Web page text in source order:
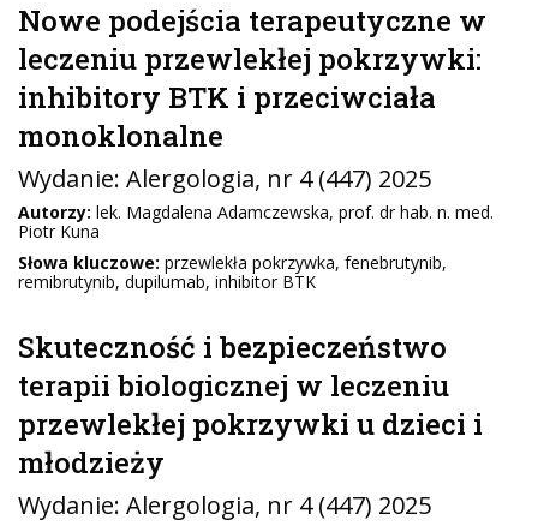
Nowe podejścia terapeutyczne w
leczeniu przewlekłej pokrzywki:
inhibitory BTK i przeciwciała
monoklonalne
Wydanie: Alergologia, nr 4 (447) 2025
Autorzy: lek. Magdalena Adamczewska, prof. dr hab. n. med.
Piotr Kuna
Słowa kluczowe: przewlekła pokrzywka, fenebrutynib,
remibrutynib, dupilumab, inhibitor BTK
Skuteczność i bezpieczeństwo
terapii biologicznej w leczeniu
przewlekłej pokrzywki u dzieci i
młodzieży
Wydanie: Alergologia, nr 4 (447) 2025